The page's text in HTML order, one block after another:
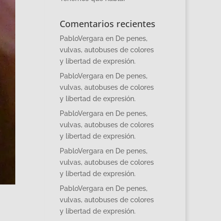
Comentarios recientes
PabloVergara en De penes,
vulvas, autobuses de colores
y libertad de expresión.
PabloVergara en De penes,
vulvas, autobuses de colores
y libertad de expresión.
PabloVergara en De penes,
vulvas, autobuses de colores
y libertad de expresión.
PabloVergara en De penes,
vulvas, autobuses de colores
y libertad de expresión.
PabloVergara en De penes,
vulvas, autobuses de colores
y libertad de expresión.